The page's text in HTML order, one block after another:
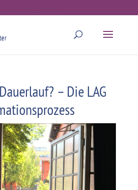
– Die LAG